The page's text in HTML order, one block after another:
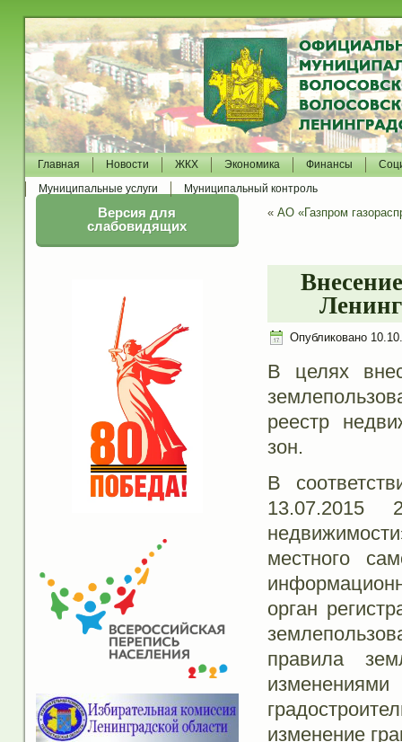
Главная Новости ЖКХ Экономика Финансы
Муниципальные услуги
Муниципальный контроль
Версия для
слабовидящих
« АО «Газпром
Опубликовано
В целях
реестр
зон.
В
13.07.2015
местного
орган
правила
изменениями
изменение